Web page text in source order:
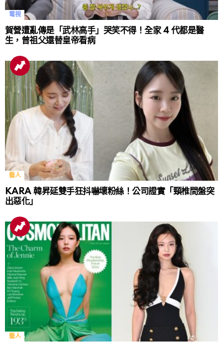
電視
賀營遭亂傳是「武林高手」哭笑不得！全家 4 代都是醫
生，曾祖父還替皇帝看病
藝人
KARA 韓昇延雙手狂抖嚇壞粉絲！公司證實「頸椎間盤突
出惡化」
藝人